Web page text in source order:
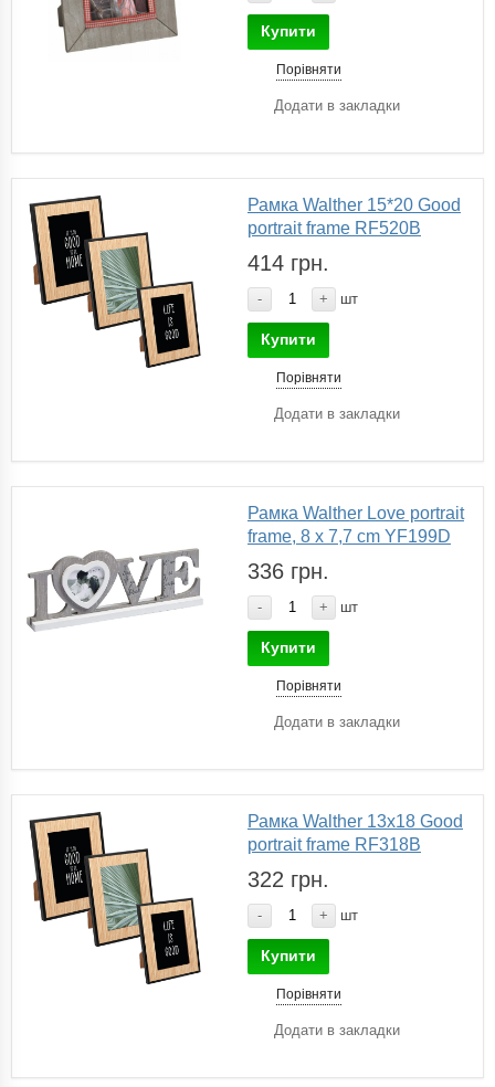
Купити
Порівняти
Додати в закладки
Рамка Walther 15*20 Good
portrait frame RF520B
414 грн.
- + шт
Купити
Порівняти
Додати в закладки
Рамка Walther Love portrait
frame, 8 x 7,7 cm YF199D
336 грн.
- + шт
Купити
Порівняти
Додати в закладки
Рамка Walther 13х18 Good
portrait frame RF318B
322 грн.
- + шт
Купити
Порівняти
Додати в закладки